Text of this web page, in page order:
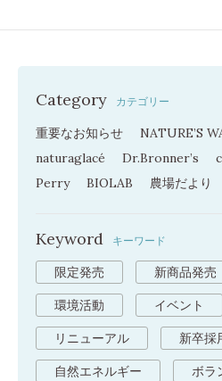
Category カテゴリー
重要なお知らせ NATURE’S
naturaglacé
Dr.Bronner’s
Perry
BIOLAB 農場だより
Keyword キーワード
限定発売 新商品発売
環境活動 イベント
リニューアル 新卒採
自然エネルギー ボラ